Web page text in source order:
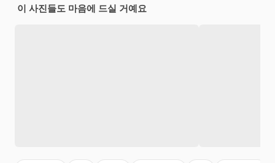
이 사진들도 마음에 드실 거예요